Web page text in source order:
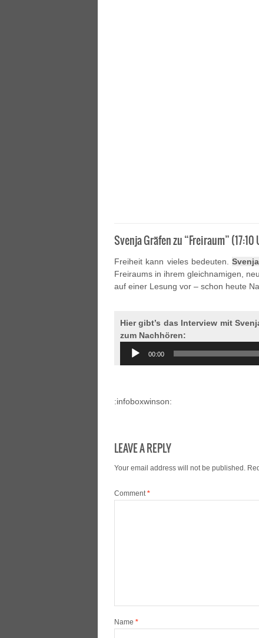
Svenja Gräfen zu “Freiraum” (17:10
Freiheit kann vieles bedeuten.
Freiraums in ihrem gleichnamigen,
auf einer Lesung vor – schon heute
Hier gibt’s das Interview mit
zum Nachhören:
Audio
Player
00:00
:infoboxwinson:
LEAVE A REPLY
Your email address will not be published.
Comment*
Name *